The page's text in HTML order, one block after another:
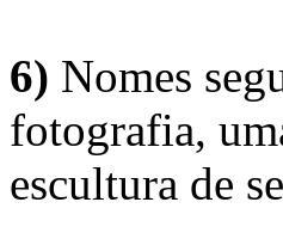
6) Nomes
fotografia,
escultura de